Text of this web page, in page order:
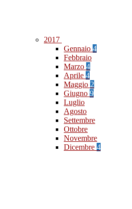
2017
Gennaio 4
Febbraio
Marzo 4
Aprile 4
Maggio 2
Giugno 9
Luglio
Agosto
Settembre
Ottobre
Novembre
Dicembre 4